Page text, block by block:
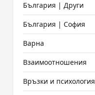
България | Други
България | София
Варна
Взаимоотношения
Връзки и психология